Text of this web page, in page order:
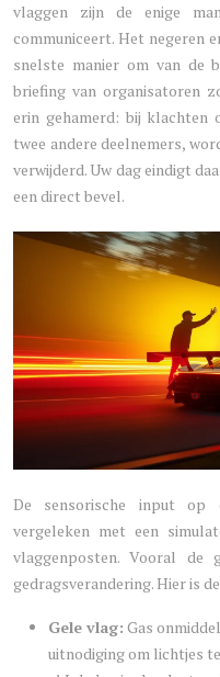
vlaggen zijn de enige
communiceert. Het negeren
snelste manier om van de
briefing van organisatoren
erin gehamerd: bij klachten
twee andere deelnemers,
verwijderd. Uw dag eindigt
een direct bevel.
De sensorische input op
vergeleken met een
vlaggenposten. Vooral de
gedragsverandering. Hier is
Gele vlag: Gas
uitnodiging om lichtjes